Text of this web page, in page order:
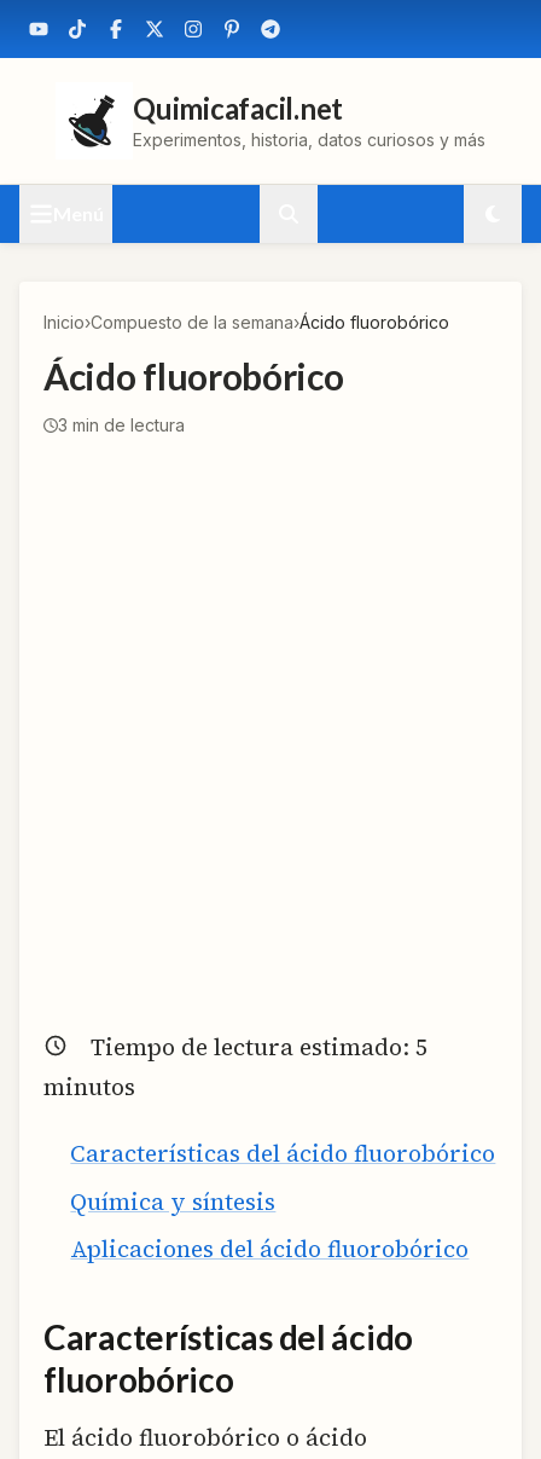
Quimicafacil.net
Experimentos, historia, datos curiosos y más
Inicio›Compuesto de la semana›Ácido fluorobórico
Ácido fluorobórico
3 min de lectura
Tiempo de lectura estimado: 5
minutos
Características del ácido fluorobórico
Química y síntesis
Aplicaciones del ácido fluorobórico
Características del ácido
fluorobórico
El ácido fluorobórico o ácido